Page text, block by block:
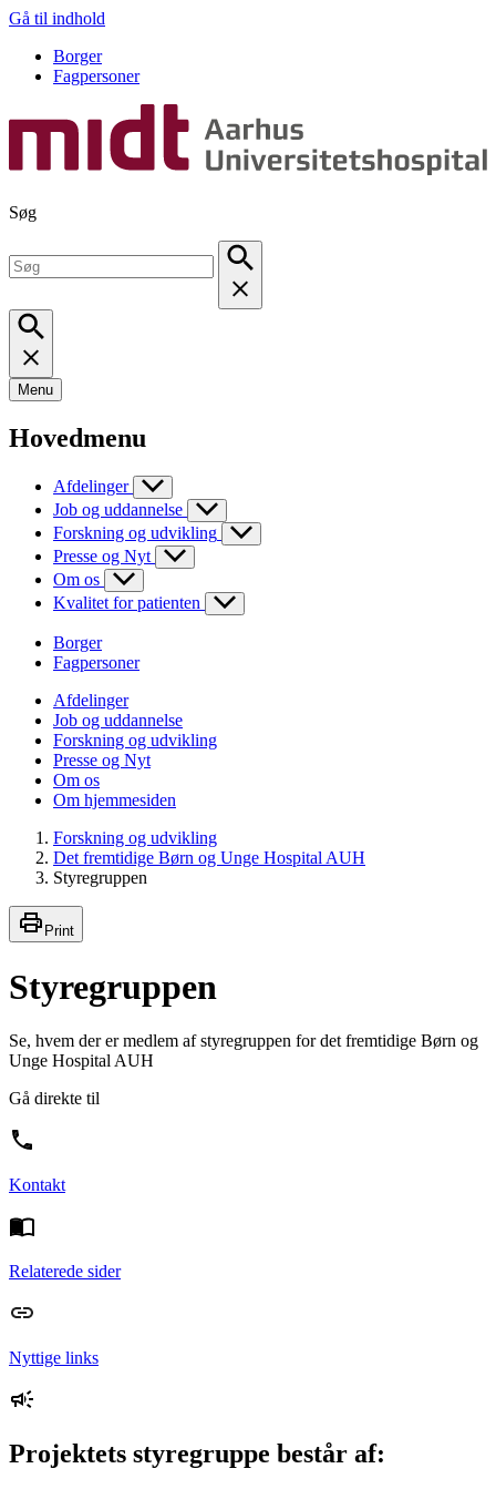
Gå til indhold
Borger
Fagpersoner
Søg
Menu
Hovedmenu
Afdelinger
Job og uddannelse
Forskning og udvikling
Presse og Nyt
Om os
Kvalitet for patienten
Borger
Fagpersoner
Afdelinger
Job og uddannelse
Forskning og udvikling
Presse og Nyt
Om os
Om hjemmesiden
Forskning og udvikling
Det fremtidige Børn og Unge Hospital AUH
Styregruppen
Print
Styregruppen
Se, hvem der er medlem af styregruppen for det fremtidige Børn og
Unge Hospital AUH
Gå direkte til
Kontakt
Relaterede sider
Nyttige links
Projektets styregruppe består af: